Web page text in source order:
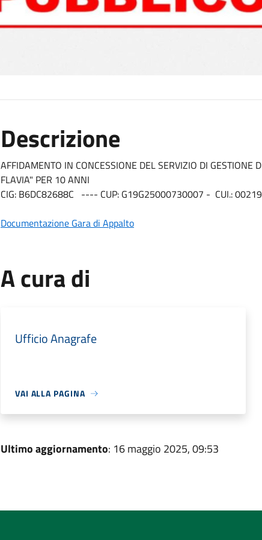
Descrizione
AFFIDAMENTO IN CONCESSIONE DEL SERVIZIO DI GESTIONE
FLAVIA" PER 10 ANNI
CIG: B6DC82688C ---- CUP: G19G25000730007 - CUI.:
Documentazione Gara di Appalto
A cura di
Ufficio Anagrafe
VAI ALLA PAGINA
Ultimo aggiornamento: 16 maggio 2025, 09:53